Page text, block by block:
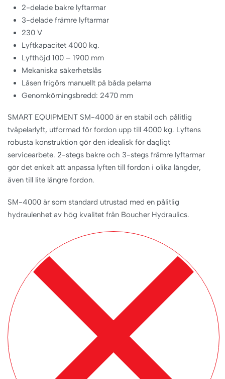
2-delade bakre lyftarmar
3-delade främre lyftarmar
230 V
Lyftkapacitet 4000 kg.
Lyfthöjd 100 – 1900 mm
Mekaniska säkerhetslås
Låsen frigörs manuellt på båda pelarna
Genomkörningsbredd: 2470 mm
SMART EQUIPMENT SM-4000 är en stabil och pålitlig
tvåpelarlyft, utformad för fordon upp till 4000 kg. Lyftens
robusta konstruktion gör den idealisk för dagligt
servicearbete. 2-stegs bakre och 3-stegs främre lyftarmar
gör det enkelt att anpassa lyften till fordon i olika längder,
även till lite längre fordon.
SM-4000 är som standard utrustad med en pålitlig
hydraulenhet av hög kvalitet från Boucher Hydraulics.